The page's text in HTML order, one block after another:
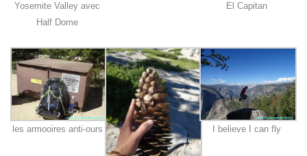
Yosemite Valley avec
Half Dome
El Capitan
les armooires anti-ours I believe I can fly